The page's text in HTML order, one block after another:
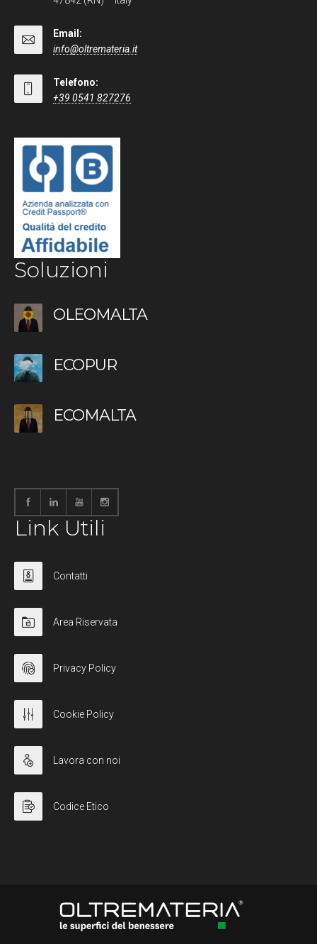
Email:
info@oltremateria.it
Telefono:
+39 0541 827276
Soluzioni
OLEOMALTA
ECOPUR
ECOMALTA
Link Utili
Contatti
Area Riservata
Privacy Policy
Cookie Policy
Lavora con noi
Codice Etico